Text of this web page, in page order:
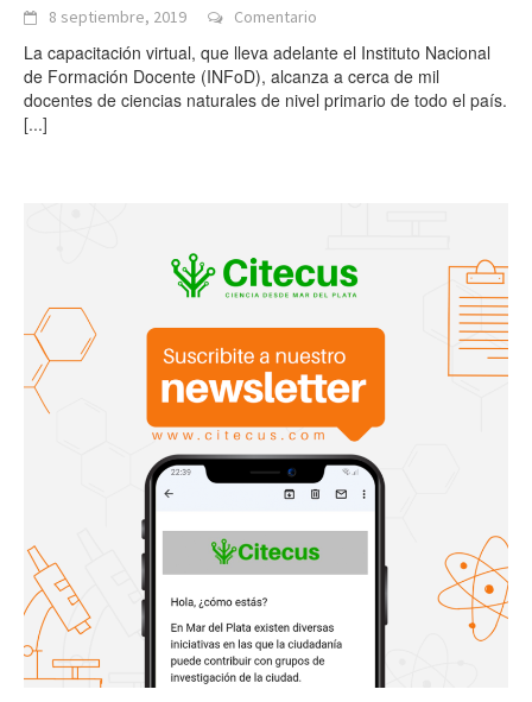
8 septiembre, 2019 Comentario
La capacitación virtual, que lleva adelante el Instituto Nacional
de Formación Docente (INFoD), alcanza a cerca de mil
docentes de ciencias naturales de nivel primario de todo el país.
[...]